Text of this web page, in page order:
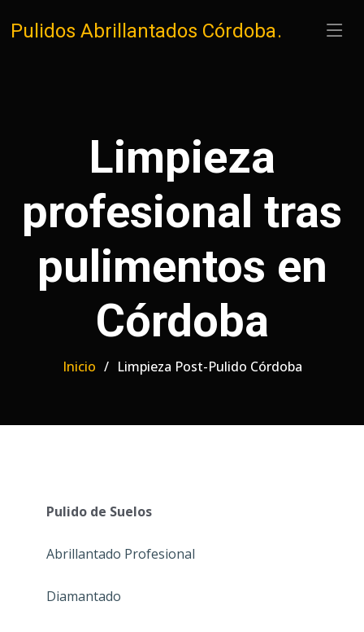
Pulidos Abrillantados Córdoba.
Limpieza
profesional tras
pulimentos en
Córdoba
Inicio Limpieza Post-Pulido Córdoba
Pulido de Suelos
Abrillantado Profesional
Diamantado